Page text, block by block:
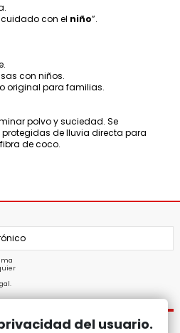
cuidado con el niño”.
con niños.
original para familias.
polvo y suciedad. Se
de lluvia directa para
de coco.
del usuario.